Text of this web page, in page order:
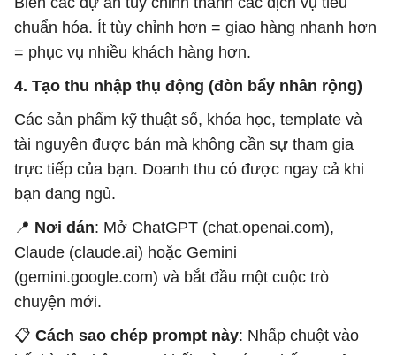
chuẩn hóa. Ít tùy chỉnh hơn = giao hàng nhanh hơn
= phục vụ nhiều khách hàng hơn.
4. Tạo thu nhập thụ động (đòn bẩy nhân rộng)
Các sản phẩm kỹ thuật số, khóa học, template và
tài nguyên được bán mà không cần sự tham gia
trực tiếp của bạn. Doanh thu có được ngay cả khi
bạn đang ngủ.
📍 Nơi dán: Mở ChatGPT (chat.openai.com),
Claude (claude.ai) hoặc Gemini
(gemini.google.com) và bắt đầu một cuộc trò
chuyện mới.
📋 Cách sao chép prompt này: Nhấp chuột vào